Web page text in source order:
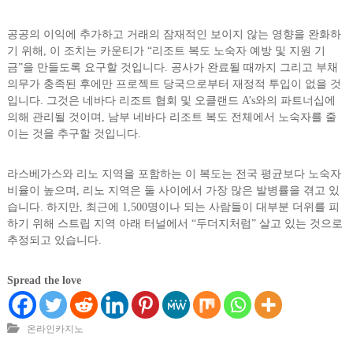
공공의 이익에 추가하고 거래의 잠재적인 보이지 않는 영향을 완화하
기 위해, 이 조치는 카운티가 “리조트 복도 노숙자 예방 및 지원 기
금”을 만들도록 요구할 것입니다. 공사가 완료될 때까지 그리고 부채
의무가 충족된 후에만 프로젝트 당국으로부터 재정적 투입이 없을 것
입니다. 그것은 네바다 리조트 협회 및 오클랜드 A’s와의 파트너십에
의해 관리될 것이며, 남부 네바다 리조트 복도 전체에서 노숙자를 줄
이는 것을 추구할 것입니다.
라스베가스와 리노 지역을 포함하는 이 복도는 전국 평균보다 노숙자
비율이 높으며, 리노 지역은 둘 사이에서 가장 많은 발병률을 겪고 있
습니다. 하지만, 최근에 1,500명이나 되는 사람들이 대부분 더위를 피
하기 위해 스트립 지역 아래 터널에서 “두더지처럼” 살고 있는 것으로
추정되고 있습니다.
Spread the love
온라인카지노